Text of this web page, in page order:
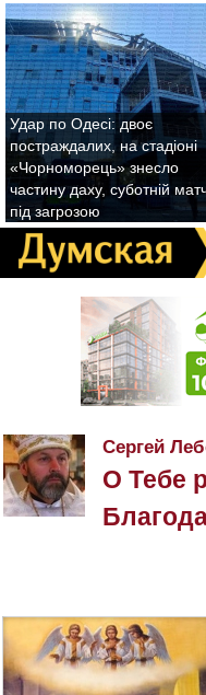
Удар по Одесі: двоє
постраждалих, на стадіоні
«Чорноморець» знесло
частину даху, суботній
під загрозою
Сергей
О Тебе